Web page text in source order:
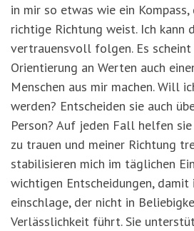
in mir so etwas wie ein
richtige Richtung weist. Ich kann
vertrauensvoll folgen. Es
Orientierung an Werten auch
Menschen aus mir machen. Will
werden? Entscheiden sie auch
Person? Auf jeden Fall helfen
zu trauen und meiner Richtung
stabilisieren mich im täglichen
wichtigen Entscheidungen, damit
einschlage, der nicht in
Verlässlichkeit führt. Sie